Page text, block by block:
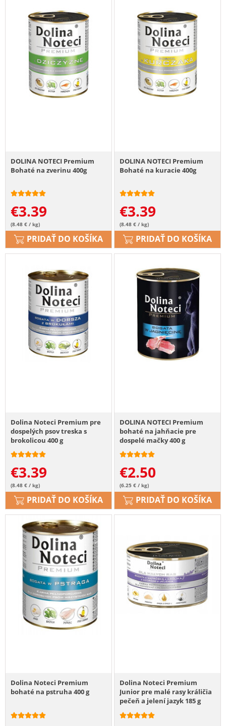
DOLINA NOTECI Premium
Bohaté na zverinu 400g
€3.39
(8.48 € / kg)
PRIDAŤ DO KOŠÍKA
DOLINA NOTECI Premium
Bohaté na kuracie 400g
€3.39
(8.48 € / kg)
PRIDAŤ DO KOŠÍKA
Dolina Noteci Premium pre
dospelých psov treska s
brokolicou 400 g
€3.39
(8.48 € / kg)
PRIDAŤ DO KOŠÍKA
DOLINA NOTECI Premium
bohaté na jahňacie pre
dospelé mačky 400 g
€2.50
(6.25 € / kg)
PRIDAŤ DO KOŠÍKA
Dolina Noteci Premium
bohaté na pstruha 400 g
Dolina Noteci Premium
Junior pre malé rasy králičia
pečeň a jelení jazyk 185 g